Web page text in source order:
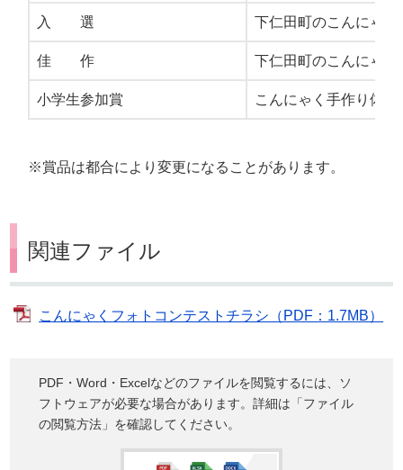
入 選 下仁田町のこんにゃく
佳 作 下仁田町のこんにゃく
小学生参加賞 こんにゃく手作り体験
※賞品は都合により変更になることがあります。
関連ファイル
こんにゃくフォトコンテストチラシ（PDF：1.7MB）
PDF・Word・Excelなどのファイルを閲覧するには、ソ
フトウェアが必要な場合があります。詳細は「ファイル
の閲覧方法」を確認してください。